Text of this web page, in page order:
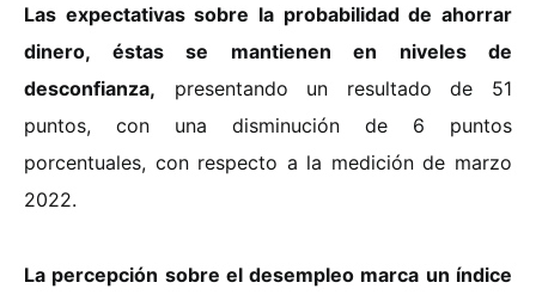
Las expectativas sobre la probabilidad de ahorrar
dinero, éstas se mantienen en niveles de
desconfianza, presentando un resultado de 51
puntos, con una disminución de 6 puntos
porcentuales, con respecto a la medición de marzo
2022.
La percepción sobre el desempleo marca un índice